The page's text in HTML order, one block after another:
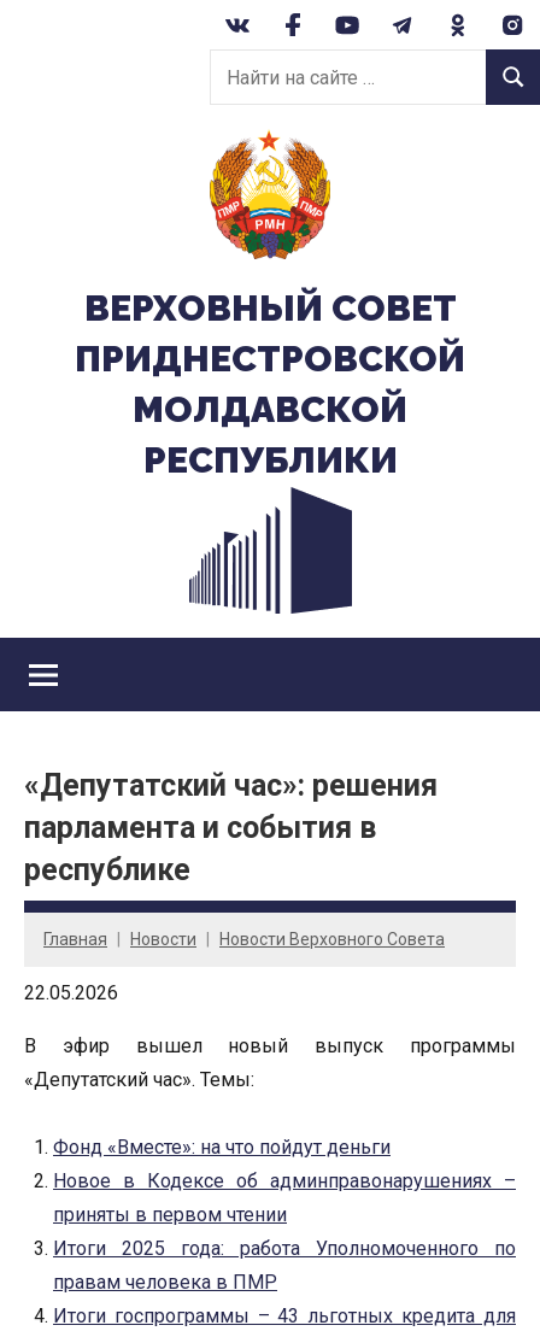
Найти
на
сайте:
ВЕРХОВНЫЙ CОВЕТ
ПРИДНЕСТРОВСКОЙ
МОЛДАВСКОЙ
РЕСПУБЛИКИ
«Депутатский час»: решения
парламента и события в
республике
Главная Новости Новости Верховного Совета
22.05.2026
В эфир вышел новый выпуск программы
«Депутатский час». Темы:
Фонд «Вместе»: на что пойдут деньги
Новое в Кодексе об админправонарушениях –
приняты в первом чтении
Итоги 2025 года: работа Уполномоченного по
правам человека в ПМР
Итоги госпрограммы – 43 льготных кредита для